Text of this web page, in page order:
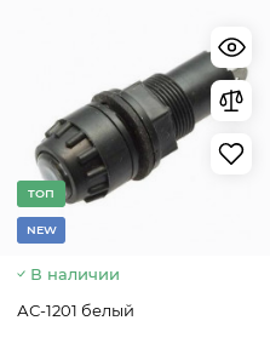
TОП
NEW
В наличии
АС-1201 белый